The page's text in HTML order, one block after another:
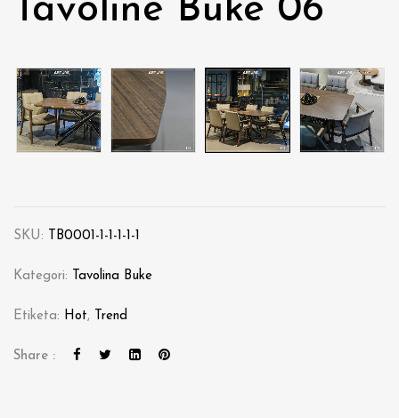
Tavolinë Buke 06
SKU: TB0001-1-1-1-1-1
Kategori: Tavolina Buke
Etiketa: Hot, Trend
Share :